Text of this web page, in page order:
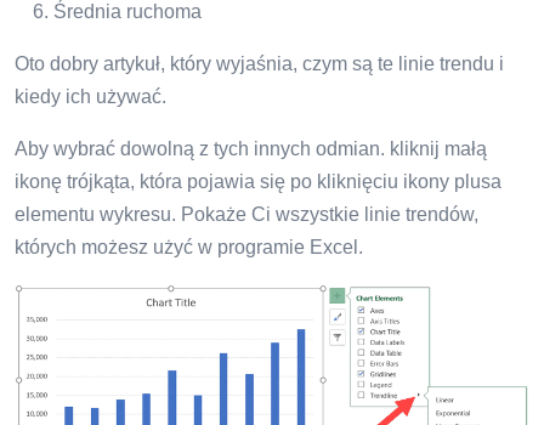
Średnia ruchoma
Oto dobry artykuł, który wyjaśnia, czym są te linie trendu i
kiedy ich używać.
Aby wybrać dowolną z tych innych odmian. kliknij małą
ikonę trójkąta, która pojawia się po kliknięciu ikony plusa
elementu wykresu. Pokaże Ci wszystkie linie trendów,
których możesz użyć w programie Excel.